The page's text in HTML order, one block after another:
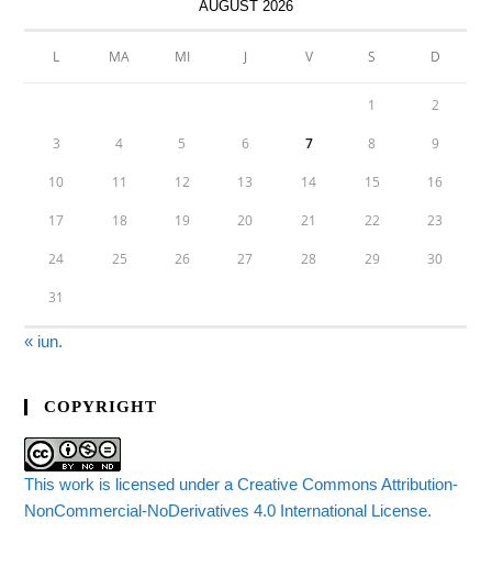
AUGUST 2026
L MA MI J V S D
1 2
3 4 5 6 7 8 9
10 11 12 13 14 15 16
17 18 19 20 21 22 23
24 25 26 27 28 29 30
31
« iun.
COPYRIGHT
This work is licensed under a Creative Commons Attribution-
NonCommercial-NoDerivatives 4.0 International License.